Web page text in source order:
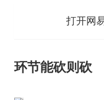
打开网
环节能砍则砍